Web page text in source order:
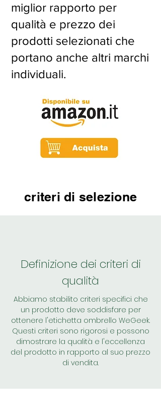
miglior rapporto per
qualità e prezzo dei
prodotti selezionati che
portano anche altri marchi
individuali.
criteri di selezione
Definizione dei criteri di
qualità
Abbiamo stabilito criteri specifici che
un prodotto deve soddisfare per
ottenere l'etichetta ombrello WeGeek.
Questi criteri sono rigorosi e possono
dimostrare la qualità e l'eccellenza
del prodotto in rapporto al suo prezzo
di vendita.